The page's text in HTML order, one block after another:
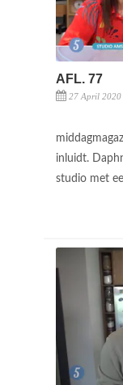
AFL. 77
27 April 2020
inluidt.
studio met